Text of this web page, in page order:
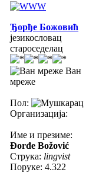
Ђорђе Божовић
језикословац
староседелац
Ван
мреже
Пол:
Организација:
Име и презиме:
Đorđe Božović
Струка: lingvist
Поруке: 4.322